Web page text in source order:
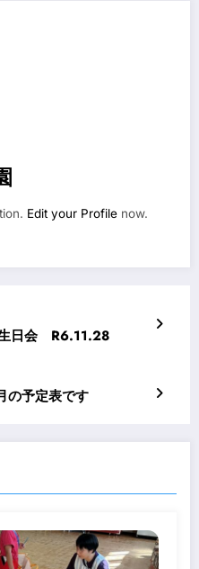
Edit your Profile now.
生日会 R6.11.28
の予定表です